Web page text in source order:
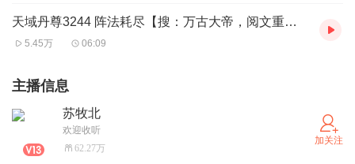
天域丹尊3244 阵法耗尽【搜：万古大帝，阅文重磅玄幻】
5.45万 06:09
主播信息
苏牧北
欢迎收听
62.27万
加关注